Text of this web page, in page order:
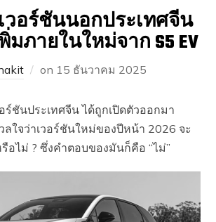
เวอร์ชันนอกประเทศจีน
มภายในใหม่จาก S5 EV
on 15 ธันวาคม 2025
ร์ชันประเทศจีน ได้ถูกเปิดตัวออกมา
ใจว่าเวอร์ชันใหม่ของปีหน้า 2026 จะ
อไม่ ? ซึ่งคำตอบของมันก็คือ “ไม่”